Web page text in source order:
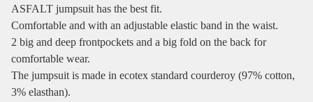
ASFALT jumpsuit has the best fit.
Comfortable and with an adjustable elastic band in the waist.
2 big and deep frontpockets and a big fold on the back for
comfortable wear.
The jumpsuit is made in ecotex standard courderoy (97% cotton,
3% elasthan).